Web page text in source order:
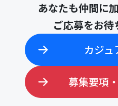
あなたも仲間に
ご応募をお待
カジュ
募集要項